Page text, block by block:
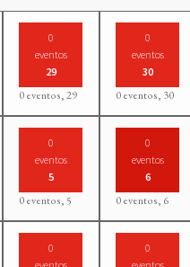
0
eventos
29
0 eventos,29
0
eventos
30
0 eventos, 30
0
eventos
5
0 eventos,5
0
eventos
6
0 eventos, 6
0
0